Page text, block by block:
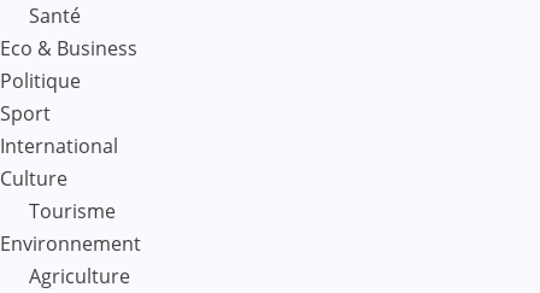
Santé
Eco & Business
Politique
Sport
International
Culture
Tourisme
Environnement
Agriculture